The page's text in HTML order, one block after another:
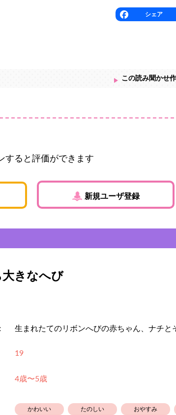
シェア
この読み聞かせ
すると評価ができます
新規ユーザ登録
きなへび
生まれたてのリボンへびの赤ちゃん、ナチと
19
4歳〜5歳
かわいい たのしい おやすみ